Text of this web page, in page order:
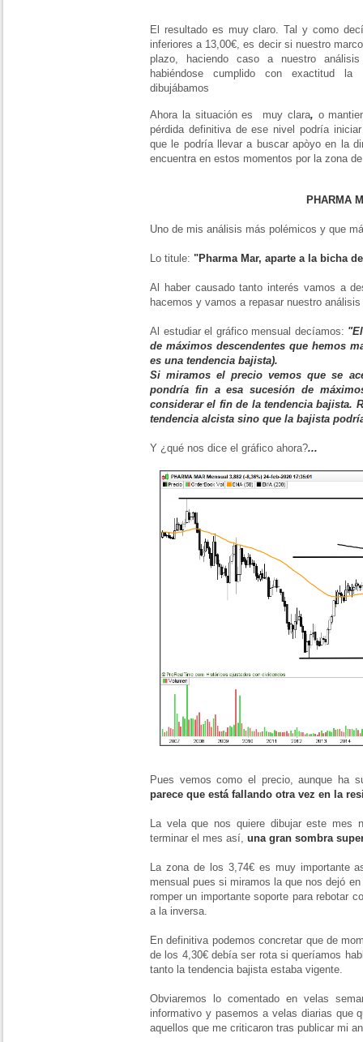
El resultado es muy claro. Tal y como
inferiores a 13,00€, es decir si nuestro
plazo, haciendo caso a nuestro
habiéndose cumplido con exactitud
dibujábamos
Ahora la situación es muy clara, o
pérdida definitiva de ese nivel podría
que le podría llevar a buscar apòyo en la
encuentra en estos momentos por la zona
PHARMA
Uno de mis análisis más polémicos y que
Lo titule: "Pharma Mar, aparte a la bicha
Al haber causado tanto interés vamos a
hacemos y vamos a repasar nuestro
Al estudiar el gráfico mensual decíamos:
de máximos descendentes que hemos
es una tendencia bajista).
Si miramos el precio vemos que se
pondría fin a esa sucesión de
considerar el fin de la tendencia bajista.
tendencia alcista sino que la bajista
Y ¿qué nos dice el gráfico ahora?...
Pues vemos como el precio, aunque ha
parece que está fallando otra vez en la
La vela que nos quiere dibujar este mes
terminar el mes así, una gran sombra
La zona de los 3,74€ es muy importante
mensual pues si miramos la que nos dejó
romper un importante soporte para rebotar
a la inversa.
En definitiva podemos concretar que de
de los 4,30€ debía ser rota si queríamos
tanto la tendencia bajista estaba vigente.
Obviaremos lo comentado en velas
informativo y pasemos a velas diarias que
aquellos que me criticaron tras publicar mi